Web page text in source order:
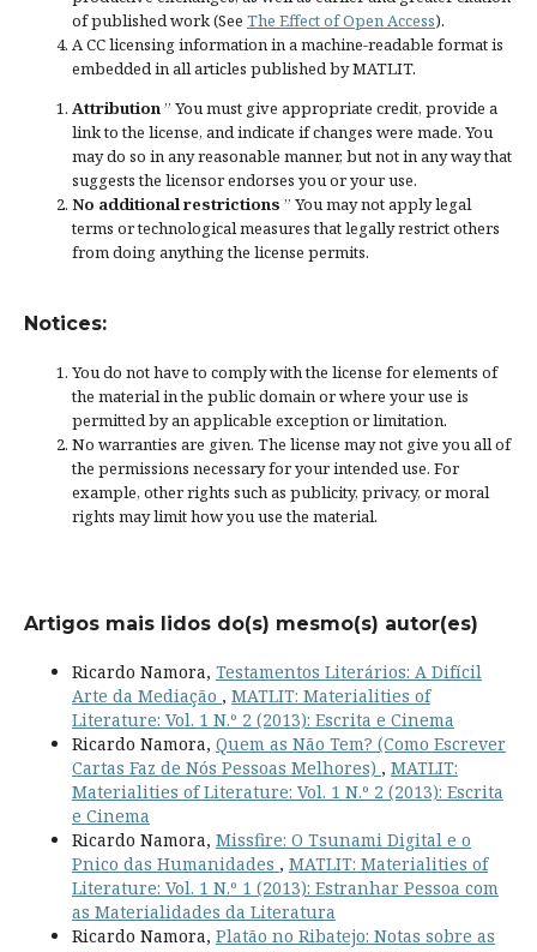
of published work (See The Effect of Open Access).
A CC licensing information in a machine-readable format is
embedded in all articles published by MATLIT.
Attribution” You must give appropriate credit, provide a
link to the license, andindicate if changes were made. You
may do so in any reasonable manner, but not in any way that
suggests the licensor endorses you or your use.
No additional restrictions ” You may not apply legal
terms ortechnological measuresthat legally restrict others
from doing anything the license permits.
Notices:
You do not have to comply with the license for elements of
the material in the public domain or where your use is
permitted by an applicable exception or limitation.
No warranties are given. The license may not give you all of
the permissions necessary for your intended use. For
example, other rights such as publicity, privacy, or moral
rights may limit how you use the material.
Artigos mais lidos do(s) mesmo(s) autor(es)
Ricardo Namora, Testamentos Literários: A Difícil
Arte da Mediação , MATLIT: Materialities of
Literature: Vol. 1 N.º 2 (2013): Escrita e Cinema
Ricardo Namora, Quem as Não Tem? (Como Escrever
Cartas Faz de Nós Pessoas Melhores) , MATLIT:
Materialities of Literature: Vol. 1 N.º 2 (2013): Escrita
e Cinema
Ricardo Namora, Missfire: O Tsunami Digital e o
Pnico das Humanidades , MATLIT: Materialities of
Literature: Vol. 1 N.º 1 (2013): Estranhar Pessoa com
as Materialidades da Literatura
Ricardo Namora, Platão no Ribatejo: Notas sobre as